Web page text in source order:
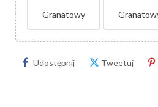
Granatowy
Udostępnij Tweetuj